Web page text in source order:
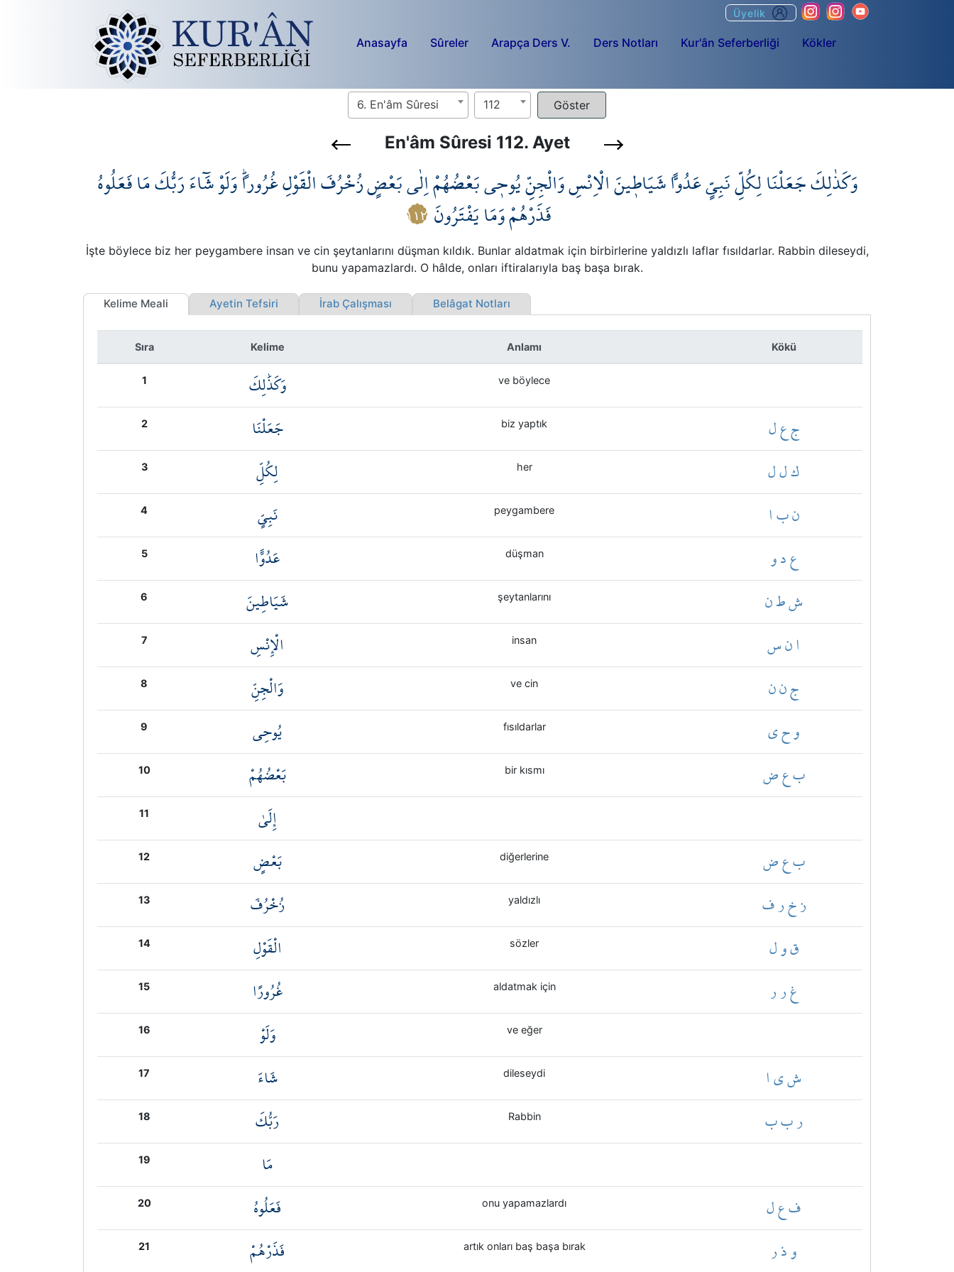
Anasayfa Sûreler Arapça Ders V. Ders Notları Kur'ân Seferberliği Kökler
Üyelik
6. En'âm Sûresi 112
En'âm Sûresi 112. Ayet
وَكَذٰلِكَ جَعَلْنَا لِكُلِّ نَبِيٍّ عَدُواًّ شَيَاط۪ينَ الْاِنْسِ وَالْجِنِّ يُوح۪ي بَعْضُهُمْ اِلٰى بَعْضٍ زُخْرُفَ الْقَوْلِ غُرُوراًۜ وَلَوْ شَٓاءَ رَبُّكَ مَا فَعَلُوهُ
فَذَرْهُمْ وَمَا يَفْتَرُونَ ١١٢
İşte böylece biz her peygambere insan ve cin şeytanlarını düşman kıldık. Bunlar aldatmak için birbirlerine yaldızlı laflar fısıldarlar. Rabbin dileseydi,
bunu yapamazlardı. O hâlde, onları iftiralarıyla baş başa bırak.
Kelime Meali Ayetin Tefsiri İrab Çalışması Belâgat Notları
Sıra Kelime Anlamı Kökü
1 وَكَذَٰلِكَ ve böylece
2 جَعَلْنَا biz yaptık ج ع ل
3 لِكُلِّ her ك ل ل
4 نَبِيٍّ peygambere ن ب ا
5 عَدُوًّا düşman ع د و
6 شَيَاطِينَ şeytanlarını ش ط ن
7 الْإِنْسِ insan ا ن س
8 وَالْجِنِّ ve cin ج ن ن
9 يُوحِي fısıldarlar و ح ي
10 بَعْضُهُمْ bir kısmı ب ع ض
11 إِلَىٰ
12 بَعْضٍ diğerlerine ب ع ض
13 زُخْرُفَ yaldızlı ز خ ر ف
14 الْقَوْلِ sözler ق و ل
15 غُرُورًا aldatmak için غ ر ر
16 وَلَوْ ve eğer
17 شَاءَ dileseydi ش ي ا
18 رَبُّكَ Rabbin ر ب ب
19 مَا
20 فَعَلُوهُ onu yapamazlardı ف ع ل
21 فَذَرْهُمْ artık onları baş başa bırak و ذ ر